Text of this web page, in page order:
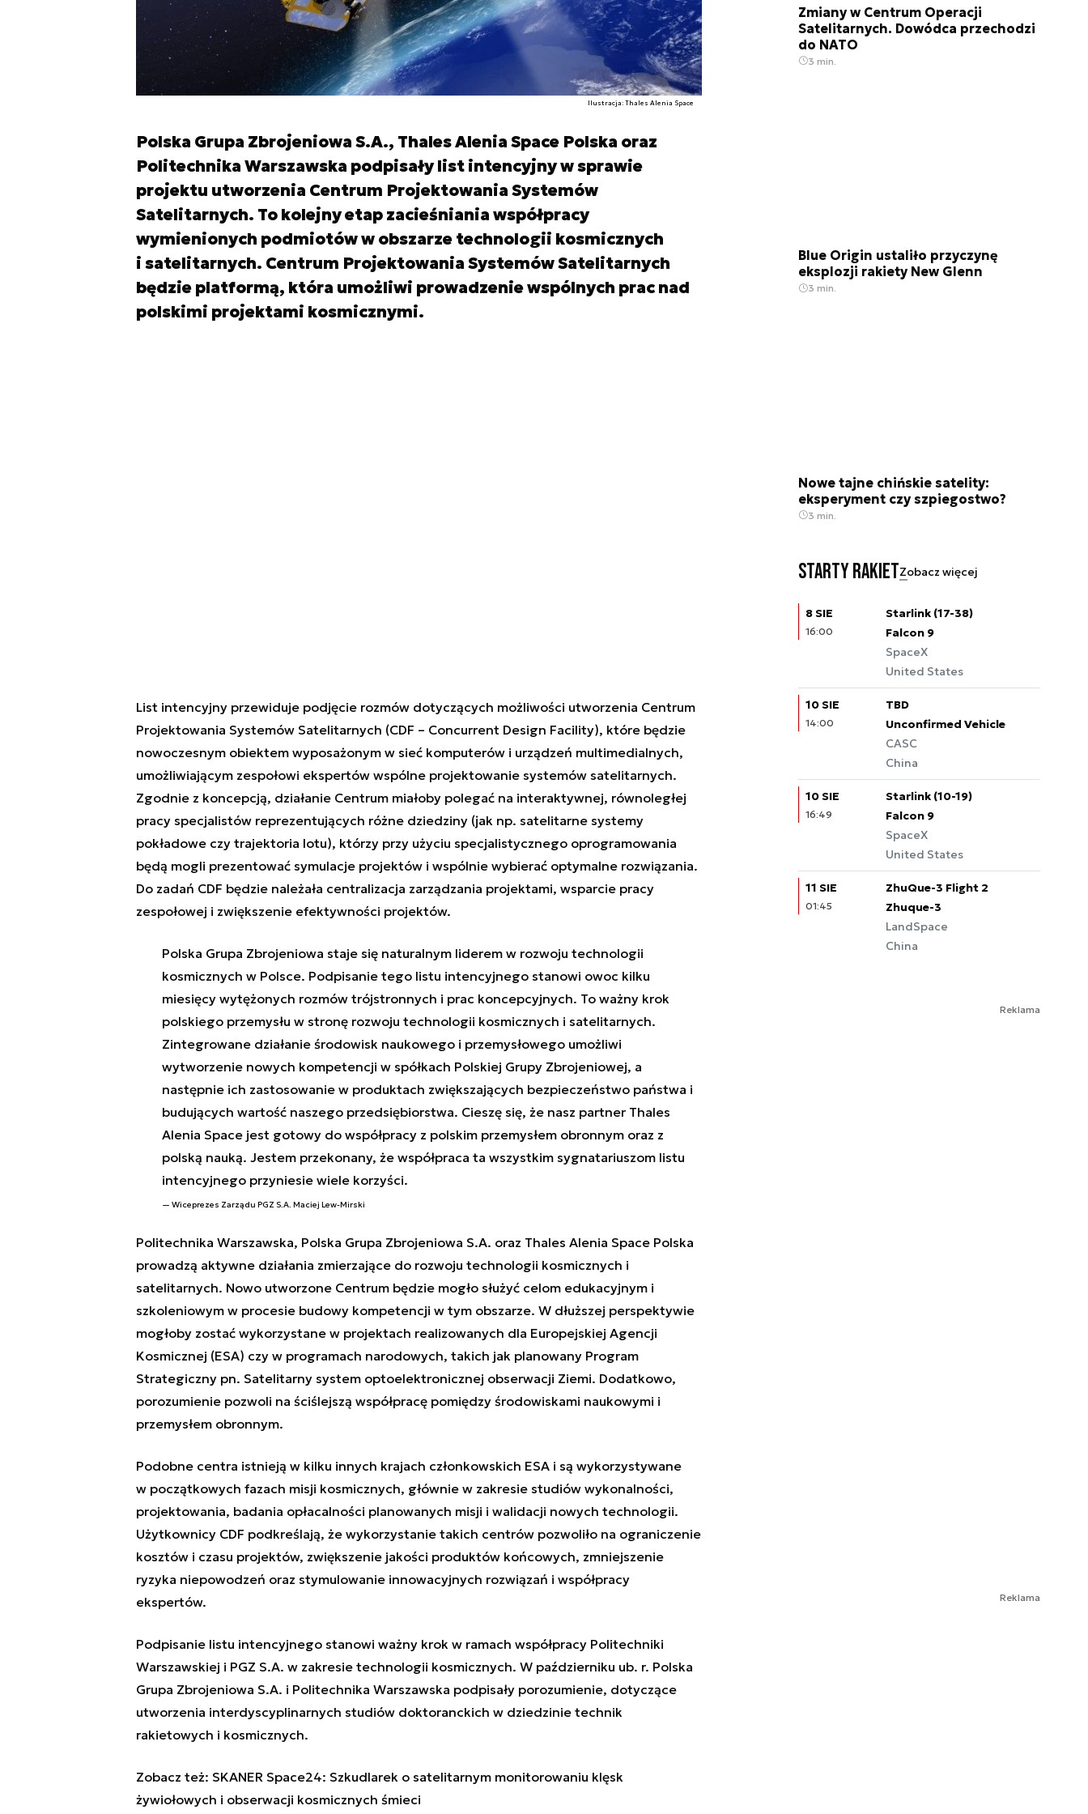
Ilustracja: Thales Alenia Space
Polska Grupa Zbrojeniowa S.A., Thales Alenia Space Polska oraz
Politechnika Warszawska podpisały list intencyjny w sprawie
projektu utworzenia Centrum Projektowania Systemów
Satelitarnych. To kolejny etap zacieśniania współpracy
wymienionych podmiotów w obszarze technologii kosmicznych
i satelitarnych. Centrum Projektowania Systemów Satelitarnych
będzie platformą, która umożliwi prowadzenie wspólnych prac nad
polskimi projektami kosmicznymi.
List intencyjny przewiduje podjęcie rozmów dotyczących możliwości utworzenia Centrum
Projektowania Systemów Satelitarnych (CDF – Concurrent Design Facility), które będzie
nowoczesnym obiektem wyposażonym w sieć komputerów i urządzeń multimedialnych,
umożliwiającym zespołowi ekspertów wspólne projektowanie systemów satelitarnych.
Zgodnie z koncepcją, działanie Centrum miałoby polegać na interaktywnej, równoległej
pracy specjalistów reprezentujących różne dziedziny (jak np. satelitarne systemy
pokładowe czy trajektoria lotu), którzy przy użyciu specjalistycznego oprogramowania
będą mogli prezentować symulacje projektów i wspólnie wybierać optymalne rozwiązania.
Do zadań CDF będzie należała centralizacja zarządzania projektami, wsparcie pracy
zespołowej i zwiększenie efektywności projektów.
Polska Grupa Zbrojeniowa staje się naturalnym liderem w rozwoju technologii
kosmicznych w Polsce. Podpisanie tego listu intencyjnego stanowi owoc kilku
miesięcy wytężonych rozmów trójstronnych i prac koncepcyjnych. To ważny krok
polskiego przemysłu w stronę rozwoju technologii kosmicznych i satelitarnych.
Zintegrowane działanie środowisk naukowego i przemysłowego umożliwi
wytworzenie nowych kompetencji w spółkach Polskiej Grupy Zbrojeniowej, a
następnie ich zastosowanie w produktach zwiększających bezpieczeństwo państwa i
budujących wartość naszego przedsiębiorstwa. Cieszę się, że nasz partner Thales
Alenia Space jest gotowy do współpracy z polskim przemysłem obronnym oraz z
polską nauką. Jestem przekonany, że współpraca ta wszystkim sygnatariuszom listu
intencyjnego przyniesie wiele korzyści.
Wiceprezes Zarządu PGZ S.A. Maciej Lew-Mirski
Politechnika Warszawska, Polska Grupa Zbrojeniowa S.A. oraz Thales Alenia Space Polska
prowadzą aktywne działania zmierzające do rozwoju technologii kosmicznych i
satelitarnych. Nowo utworzone Centrum będzie mogło służyć celom edukacyjnym i
szkoleniowym w procesie budowy kompetencji w tym obszarze. W dłuższej perspektywie
mogłoby zostać wykorzystane w projektach realizowanych dla Europejskiej Agencji
Kosmicznej (ESA) czy w programach narodowych, takich jak planowany Program
Strategiczny pn. Satelitarny system optoelektronicznej obserwacji Ziemi. Dodatkowo,
porozumienie pozwoli na ściślejszą współpracę pomiędzy środowiskami naukowymi i
przemysłem obronnym.
Podobne centra istnieją w kilku innych krajach członkowskich ESA i są wykorzystywane
w początkowych fazach misji kosmicznych, głównie w zakresie studiów wykonalności,
projektowania, badania opłacalności planowanych misji i walidacji nowych technologii.
Użytkownicy CDF podkreślają, że wykorzystanie takich centrów pozwoliło na ograniczenie
kosztów i czasu projektów, zwiększenie jakości produktów końcowych, zmniejszenie
ryzyka niepowodzeń oraz stymulowanie innowacyjnych rozwiązań i współpracy
ekspertów.
Podpisanie listu intencyjnego stanowi ważny krok w ramach współpracy Politechniki
Warszawskiej i PGZ S.A. w zakresie technologii kosmicznych. W październiku ub. r. Polska
Grupa Zbrojeniowa S.A. i Politechnika Warszawska podpisały porozumienie, dotyczące
utworzenia interdyscyplinarnych studiów doktoranckich w dziedzinie technik
rakietowych i kosmicznych.
Zobacz też: SKANER Space24: Szkudlarek o satelitarnym monitorowaniu klęsk
żywiołowych i obserwacji kosmicznych śmieci
Zmiany w Centrum Operacji
Satelitarnych. Dowódca przechodzi
do NATO
3 min.
Blue Origin ustaliło przyczynę
eksplozji rakiety New Glenn
3 min.
Nowe tajne chińskie satelity:
eksperyment czy szpiegostwo?
3 min.
Starty rakietZobacz więcej
8 SIE
16:00
Starlink (17-38)
Falcon 9
SpaceX
United States
10 SIE
14:00
TBD
Unconfirmed Vehicle
CASC
China
10 SIE
16:49
Starlink (10-19)
Falcon 9
SpaceX
United States
11 SIE
01:45
ZhuQue-3 Flight 2
Zhuque-3
LandSpace
China
Reklama
Reklama